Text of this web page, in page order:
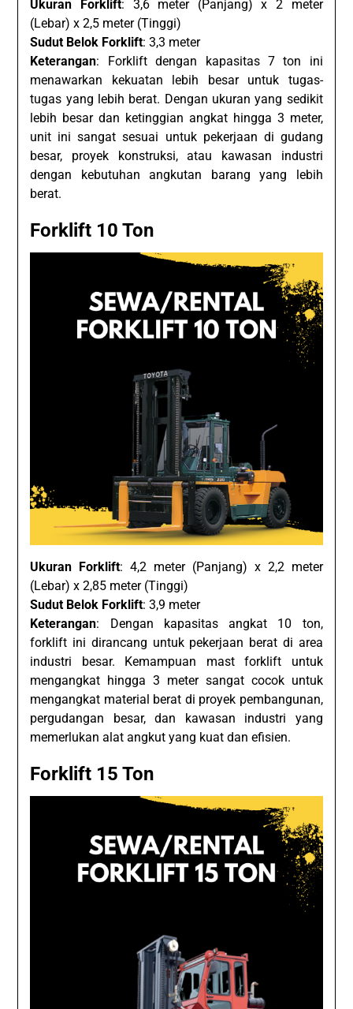
Ukuran Forklift: 3,6 meter (Panjang) x 2 meter
(Lebar) x 2,5 meter (Tinggi)
Sudut Belok Forklift: 3,3 meter
Keterangan: Forklift dengan kapasitas 7 ton ini
menawarkan kekuatan lebih besar untuk tugas-
tugas yang lebih berat. Dengan ukuran yang sedikit
lebih besar dan ketinggian angkat hingga 3 meter,
unit ini sangat sesuai untuk pekerjaan di gudang
besar, proyek konstruksi, atau kawasan industri
dengan kebutuhan angkutan barang yang lebih
berat.
Forklift 10 Ton
Ukuran Forklift: 4,2 meter (Panjang) x 2,2 meter
(Lebar) x 2,85 meter (Tinggi)
Sudut Belok Forklift: 3,9 meter
Keterangan: Dengan kapasitas angkat 10 ton,
forklift ini dirancang untuk pekerjaan berat di area
industri besar. Kemampuan mast forklift untuk
mengangkat hingga 3 meter sangat cocok untuk
mengangkat material berat di proyek pembangunan,
pergudangan besar, dan kawasan industri yang
memerlukan alat angkut yang kuat dan efisien.
Forklift 15 Ton